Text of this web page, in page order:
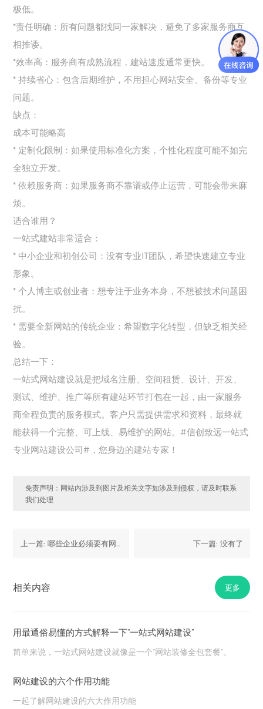
极低。
*责任明确：所有问题都找同一家解决，避免了多家服务商互
相推诿。
*效率高：服务商有成熟流程，建站速度通常更快。
*持续省心：包含后期维护，不用担心网站安全、备份等专业
问题。
缺点：
成本可能略高
* 定制化限制：如果使用标准化方案，个性化程度可能不如完
全独立开发。
*依赖服务商：如果服务商不靠谱或停止运营，可能会带来麻
烦。
适合谁用？
一站式建站非常适合：
* 中小企业和初创公司：没有专业IT团队，希望快速建立专业
形象。
*个人博主或创业者：想专注于业务本身，不想被技术问题困
扰。
* 需要全新网站的传统企业：希望数字化转型，但缺乏相关经
验。
总结一下：
一站式网站建设就是把域名注册、空间租赁、设计、开发、
测试、维护、推广等所有建站环节打包在一起，由一家服务
商全程负责的服务模式。客户只需提供需求和资料，最终就
能获得一个完整、可上线、易维护的网站。#信创致远一站式
专业网站建设公司# ，您身边的建站专家！
免责声明：网站内涉及到图片及相关文字如涉及到侵权，请及时联系
我们处理
上一篇: 哪些企业必须要有网站？这5类企业别错过！ 下一篇: 没有了
相关内容 更多
用最通俗易懂的方式解释一下“一站式网站建设”
简单来说，一站式网站建设就像是一个“网站装修全包套餐”。
网站建设的六个作用功能
一起了解网站建设的六大作用功能